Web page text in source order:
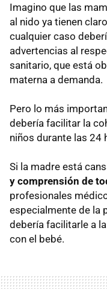
Imagino que las
al nido ya tienen
cualquier caso
advertencias al
sanitario, que está
materna a demanda.
Pero lo más
debería facilitar la
niños durante las 24
Si la madre está
y comprensión de
profesionales
especialmente de la
debería facilitarle a
con el bebé.